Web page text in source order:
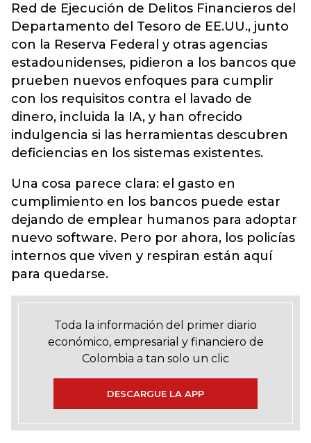
Red de Ejecución de Delitos Financieros del
Departamento del Tesoro de EE.UU., junto
con la Reserva Federal y otras agencias
estadounidenses, pidieron a los bancos que
prueben nuevos enfoques para cumplir
con los requisitos contra el lavado de
dinero, incluida la IA, y han ofrecido
indulgencia si las herramientas descubren
deficiencias en los sistemas existentes.
Una cosa parece clara: el gasto en
cumplimiento en los bancos puede estar
dejando de emplear humanos para adoptar
nuevo software. Pero por ahora, los policías
internos que viven y respiran están aquí
para quedarse.
Toda la información del primer diario
económico, empresarial y financiero de
Colombia a tan solo un clic
DESCARGUE LA APP